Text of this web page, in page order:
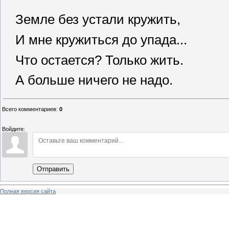
Земле без устали кружить,
И мне кружиться до упада...
Что остается? Только жить.
А больше ничего не надо.
Всего комментариев: 0
Войдите:
Отправить
Полная версия сайта